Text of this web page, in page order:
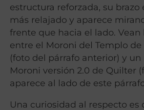
estructura reforzada, su brazo
más relajado y aparece
frente que hacia el lado. Vean
entre el Moroni del Templo de
(foto del párrafo anterior) y
Moroni versión 2.0 de Quilter
aparece al lado de este
Una curiosidad al respecto es